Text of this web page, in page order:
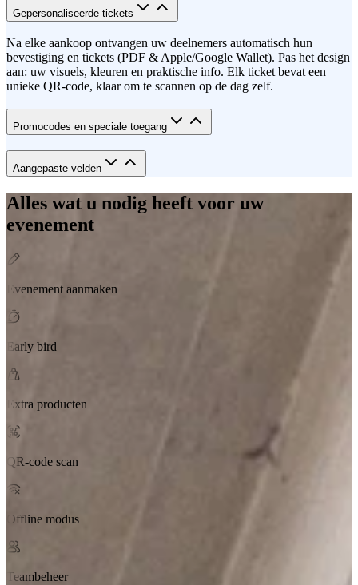
Gepersonaliseerde tickets
Na elke aankoop ontvangen uw deelnemers automatisch hun
bevestiging en tickets (PDF & Apple/Google Wallet). Pas het design
aan: uw visuels, kleuren en praktische info. Elk ticket bevat een
unieke QR-code, klaar om te scannen op de dag zelf.
Promocodes en speciale toegang
Aangepaste velden
Alles wat u nodig heeft voor uw
evenement
Evenement aanmaken
Early bird
Extra producten
QR-code scan
Offline modus
Teambeheer